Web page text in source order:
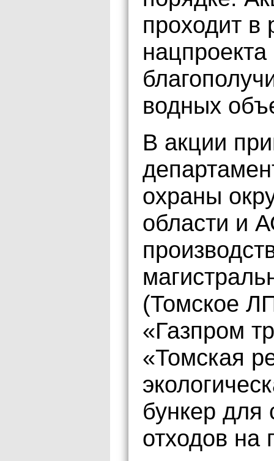
проходит в
водных
В акции
охраны
области и
(Томское
«Газпром
«Томская
бункер для
отходов на